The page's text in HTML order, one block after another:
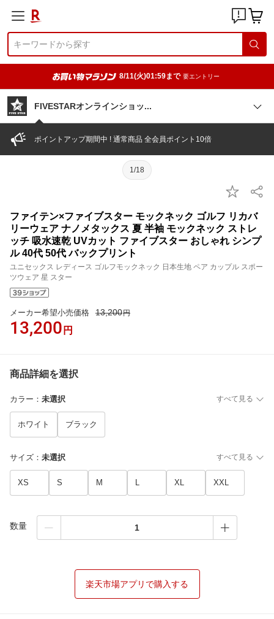
8/11(火)01:59まで 要エントリー
FIVESTARオンラインショ ッ
ポイントアップ期間中 ! 通常商品 全会員ポイント10倍
1/18
ファイテン×ファイブスター モックネック ゴルフ リカバ
リーウェア ナノメタックス 夏 半袖 モックネック ストレ
ッチ 吸水速乾 UVカット ファイブスター おしゃれ シンプ
ル 40代 50代 バックプリント
ユニセックス レディース ゴルフモックネック 日本生地 ペア カップル スポー
ツウェア 星 スター
メーカー希望小売価格 13,200円
13,200 円
商品詳細を選択
カラー ： 未選択 すべて見る
ホワイト ブラック
サイズ ： 未選択 すべて見る
XS S M L XL XXL
数量
楽天市場アプリで購入する